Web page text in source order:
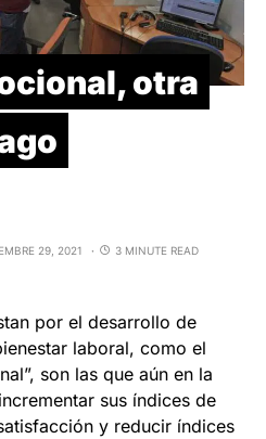
otra
29, 2021 3 MINUTE READ
por el desarrollo de
laboral, como el
son las que aún en la
sus índices de
y reducir índices